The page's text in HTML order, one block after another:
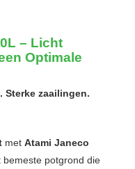
– Licht
Optimale
Sterke zaailingen.
met Atami Janeco
potgrond die